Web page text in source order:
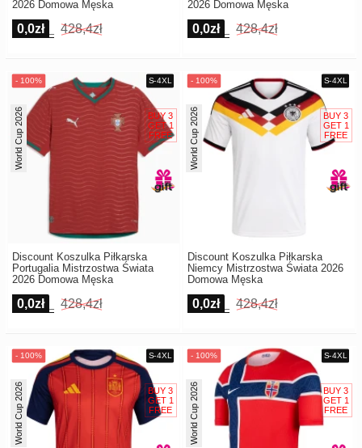
2026 Domowa Męska
0,0zł 428,4zł
2026 Domowa Męska
0,0zł 428,4zł
Discount Koszulka Piłkarska
Portugalia Mistrzostwa Świata
2026 Domowa Męska
World Cup 2026
0,0zł 428,4zł
Discount Koszulka Piłkarska
Niemcy Mistrzostwa Świata 2026
Domowa Męska
World Cup 2026
0,0zł 428,4zł
World Cup 2026 World Cup 2026